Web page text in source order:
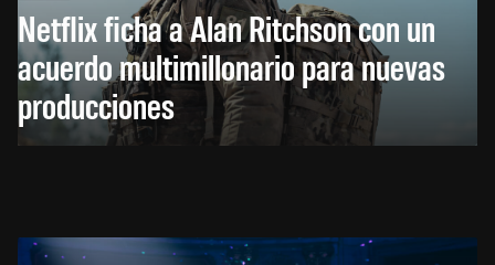
Netflix ficha a Alan Ritchson con un
acuerdo multimillonario para nuevas
producciones